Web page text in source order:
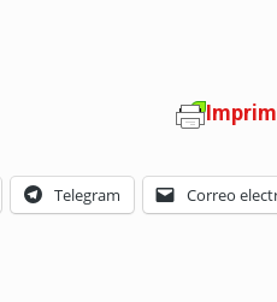
Telegram Correo